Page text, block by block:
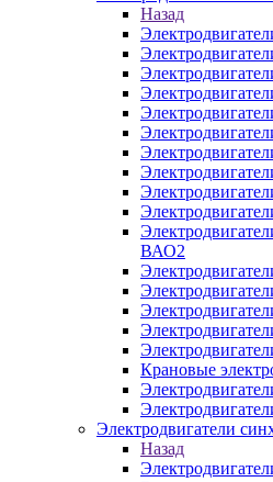
Назад
ВАО2
Крановые
Электродвигатели
Назад